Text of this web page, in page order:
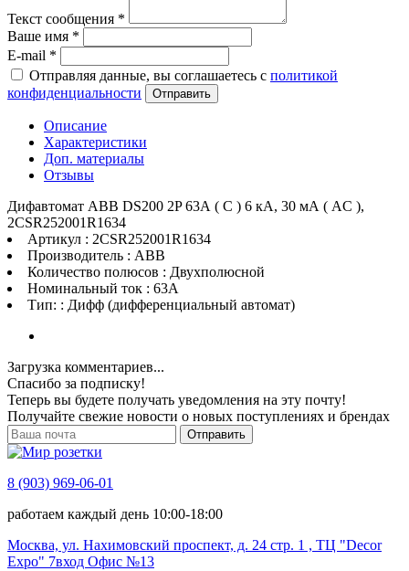
Текст сообщения *
Ваше имя *
E-mail *
Отправляя данные, вы соглашаетесь с политикой
конфиденциальности
Отправить
Описание
Характеристики
Доп. материалы
Отзывы
Дифавтомат ABB DS200 2P 63А ( C ) 6 кА, 30 мА ( AC ),
2CSR252001R1634
Артикул : 2CSR252001R1634
Производитель : ABB
Количество полюсов : Двухполюсной
Номинальный ток : 63A
Тип: : Дифф (дифференциальный автомат)
Загрузка комментариев...
Спасибо за подписку!
Теперь вы будете получать уведомления на эту почту!
Получайте свежие новости о новых поступлениях и брендах
Отправить
8 (903) 969-06-01
работаем каждый день 10:00-18:00
Москва, ул. Нахимовский проспект, д. 24 стр. 1 , ТЦ "Decor
Expo" 7вход Офис №13